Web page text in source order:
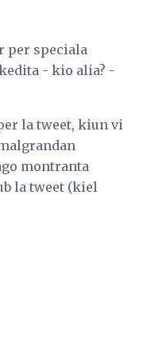
per speciala
- kio alia? -
la tweet, kiun vi
montranta
la tweet (kiel